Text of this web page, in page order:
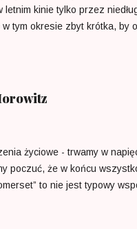
letnim kinie tylko przez
tym okresie zbyt krótka,
smutkiem i zdziwieniem.
jest zdobyć
życiowe - trwamy w
poczuć, że w końcu
to nie jest typowy
spacerujemy jedynie po